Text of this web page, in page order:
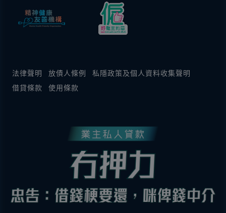
法律聲明 放債人條例
私隱政策及個人資料收集聲明
借貸條款
使用條款